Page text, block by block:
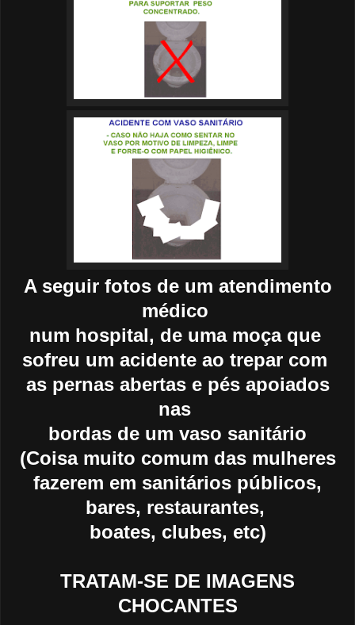
A seguir fotos de um atendimento
médico
num hospital, de uma moça que
sofreu um acidente ao trepar com
as pernas abertas e pés apoiados
nas
bordas de um vaso sanitário
(Coisa muito comum das mulheres
fazerem em sanitários públicos,
bares, restaurantes,
boates, clubes, etc)
TRATAM-SE DE IMAGENS
CHOCANTES